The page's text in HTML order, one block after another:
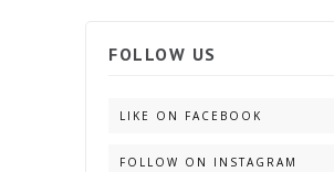
FOLLOW US
LIKE ON FACEBOOK
FOLLOW ON INSTAGRAM